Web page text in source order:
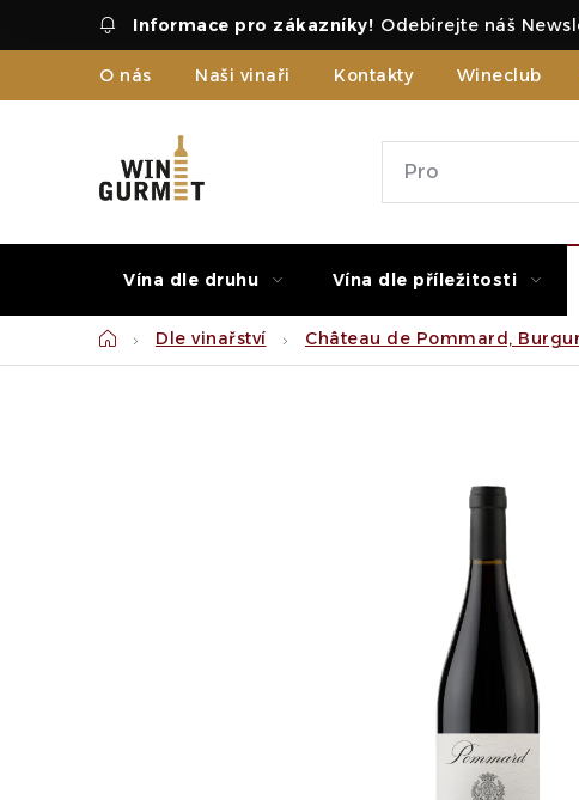
Odebírejte náš
O nás Naši vinaři Kontakty Wineclub
Vína dle druhu Vína dle příležitosti
DomůDle vinařství Château de Pommard,